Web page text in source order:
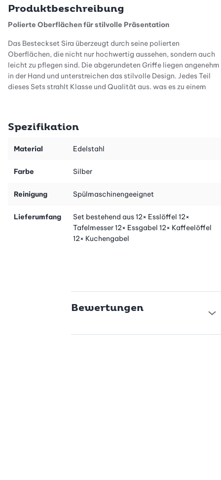
Produktbeschreibung
Polierte Oberflächen für stilvolle Präsentation
Das Besteckset Sira überzeugt durch seine polierten
Oberflächen, die nicht nur hochwertig aussehen, sondern auch
leicht zu pflegen sind. Die abgerundeten Griffe liegen angenehm
in der Hand und unterstreichen das stilvolle Design. Jedes Teil
dieses Sets strahlt Klasse und Qualität aus, was es zu einem
Anzahl an Gästen problemlos zu bewirten. Gleichzeitig eignet
bleibt dank seiner robusten Verarbeitung und zeitlosen Optik
Spezifikation
Material Edelstahl
Farbe Silber
Reinigung Spülmaschinengeeignet
Lieferumfang
Set bestehend aus 12× Esslöffel 12×
Tafelmesser 12× Essgabel 12× Kaffeelöffel
12× Kuchengabel
Bewertungen